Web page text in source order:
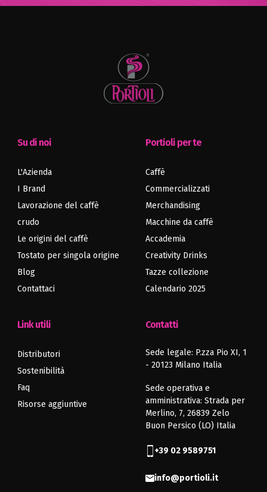
Su di noi
L'Azienda
I Brand
Lavorazione del caffè
crudo
Le origini del caffè
Tostato per singola origine
Blog
Contattaci
Portioli per te
Caffè
Commercializzati
Merchandising
Macchine da caffè
Accademia
Creativity Drinks
Tazze collezione
Calendario 2025
Link utili
Distributori
Sostenibilità
Faq
Risorse aggiuntive
Contatti
Sede legale: P.zza Pio XI, 1
- 20123 Milano Italia
Sede operativa e
amministrativa: Strada per
Merlino, 7, 26839 Zelo
Buon Persico (LO) Italia
+39 02 9589751
info@portioli.it